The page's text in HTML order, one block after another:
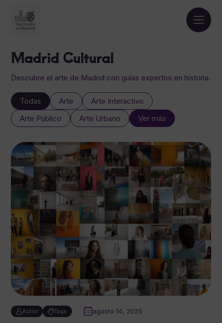
Madrid Cultural
Descubre el arte de Madrid con guías expertos en historia.
Todas Arte
Arte Interactivo
Arte Público
Arte Urbano Ver más
Autor Tags agosto 14, 2025